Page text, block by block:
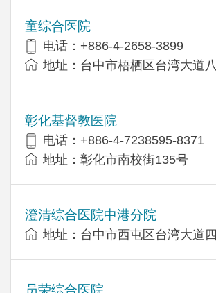
童综合医院
电话：+886-4-2658-3899
地址：台中市梧栖区台湾大道
彰化基督教医院
电话：+886-4-7238595-8371
地址：彰化市南校街135号
澄清综合医院中港分院
地址：台中市西屯区台湾大道
员荣综合医院